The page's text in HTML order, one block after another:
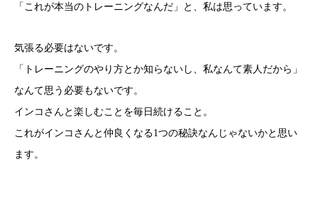
「これが本当のトレーニングなんだ」と、私は思っています。
気張る必要はないです。
「トレーニングのやり方とか知らないし、私なんて素人だから」
なんて思う必要もないです。
インコさんと楽しむことを毎日続けること。
これがインコさんと仲良くなる1つの秘訣なんじゃないかと思い
ます。